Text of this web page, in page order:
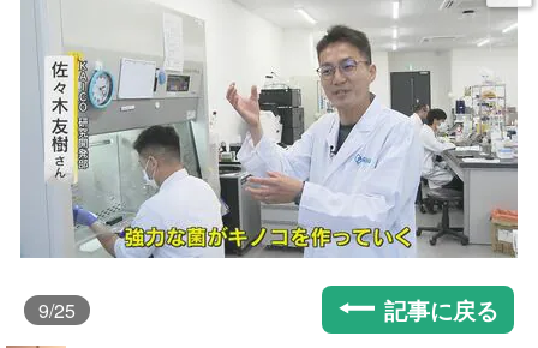
9/25 記事に戻る